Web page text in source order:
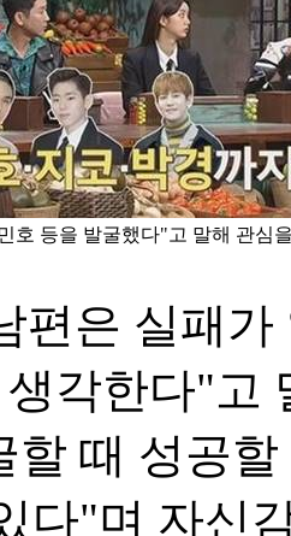
호 등을 발굴했다"고 말해 관심
편은 실패
각한다"고
할 때 성공
다"며 자신